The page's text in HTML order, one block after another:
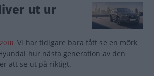
ut ur
Vi har tidigare bara fått se en mörk
hur nästa generation av den
att se ut på riktigt.